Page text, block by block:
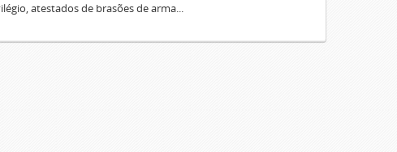
atestados de brasões de arma...